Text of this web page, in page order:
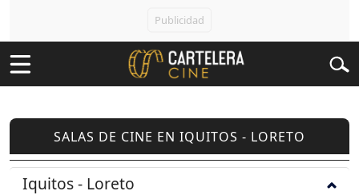
SALAS DE CINE EN IQUITOS - LORETO
Iquitos - Loreto